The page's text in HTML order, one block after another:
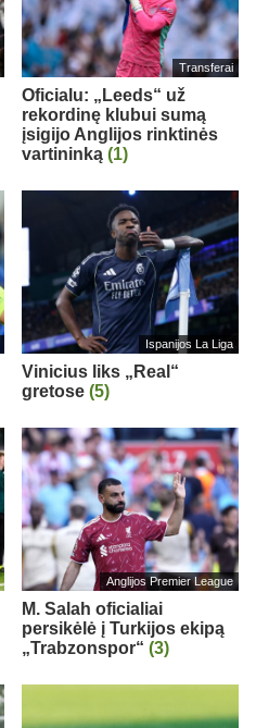
Transferai
Oficialu: „Leeds“ už
rekordinę klubui sumą
įsigijo Anglijos rinktinės
vartininką (1)
Ispanijos La Liga
Vinicius liks „Real“
gretose (5)
Anglijos Premier League
M. Salah oficialiai
persikėlė į Turkijos ekipą
„Trabzonspor“ (3)